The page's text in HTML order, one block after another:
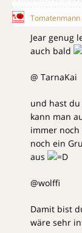
Tomatenmann
Jear genug
auch bald
@ TarnaKai
und hast du
kann man
immer noch
noch ein
aus
@wolffi
Damit bist
wäre sehr